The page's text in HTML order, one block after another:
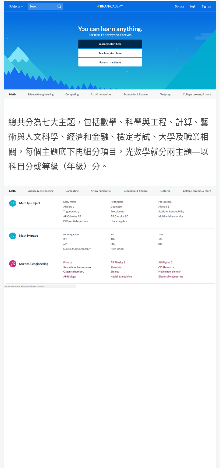
總共分為七大主題，包括數學、科學與工程、計算、藝
術與人文科學、經濟和金融、檢定考試、大學及職業相
關，每個主題底下再細分項目，光數學就分兩主題―以
科目分或等級（年級）分。